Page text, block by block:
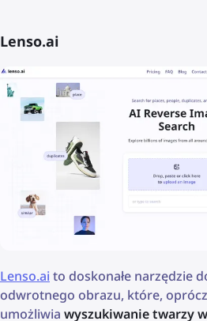
Lenso.ai
Lenso.ai to doskonałe narzędzie
odwrotnego obrazu, które,
umożliwia wyszukiwanie twarzy